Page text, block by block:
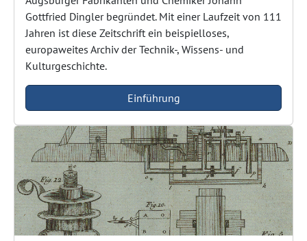
Gottfried Dingler begründet. Mit einer Laufzeit von 111
Jahren ist diese Zeitschrift ein beispielloses,
europaweites Archiv der Technik-, Wissens- und
Kulturgeschichte.
Einführung